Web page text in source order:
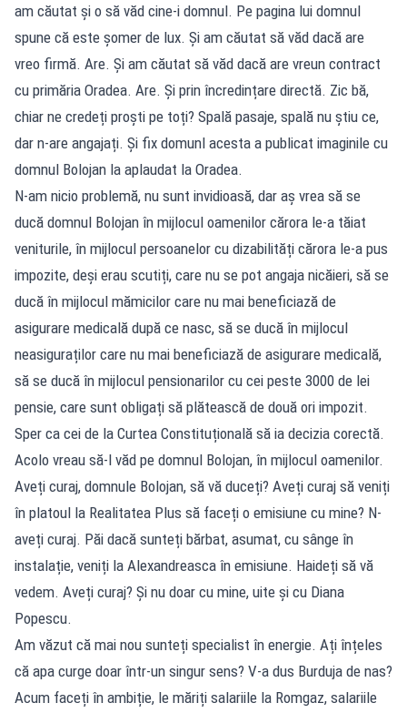
am căutat și o să văd cine-i domnul. Pe pagina lui domnul
spune că este șomer de lux. Și am căutat să văd dacă are
vreo firmă. Are. Și am căutat să văd dacă are vreun contract
cu primăria Oradea. Are. Și prin încredințare directă. Zic bă,
chiar ne credeți proști pe toți? Spală pasaje, spală nu știu ce,
dar n-are angajați. Și fix domunl acesta a publicat imaginile cu
domnul Bolojan la aplaudat la Oradea.
N-am nicio problemă, nu sunt invidioasă, dar aș vrea să se
ducă domnul Bolojan în mijlocul oamenilor cărora le-a tăiat
veniturile, în mijlocul persoanelor cu dizabilități cărora le-a pus
impozite, deși erau scutiți, care nu se pot angaja nicăieri, să se
ducă în mijlocul mămicilor care nu mai beneficiază de
asigurare medicală după ce nasc, să se ducă în mijlocul
neasiguraților care nu mai beneficiază de asigurare medicală,
să se ducă în mijlocul pensionarilor cu cei peste 3000 de lei
pensie, care sunt obligați să plătească de două ori impozit.
Sper ca cei de la Curtea Constituțională să ia decizia corectă.
Acolo vreau să-l văd pe domnul Bolojan, în mijlocul oamenilor.
Aveți curaj, domnule Bolojan, să vă duceți? Aveți curaj să veniți
în platoul la Realitatea Plus să faceți o emisiune cu mine? N-
aveți curaj. Păi dacă sunteți bărbat, asumat, cu sânge în
instalație, veniți la Alexandreasca în emisiune. Haideți să vă
vedem. Aveți curaj? Și nu doar cu mine, uite și cu Diana
Popescu.
Am văzut că mai nou sunteți specialist în energie. Ați înțeles
că apa curge doar într-un singur sens? V-a dus Burduja de nas?
Acum faceți în ambiție, le măriți salariile la Romgaz, salariile